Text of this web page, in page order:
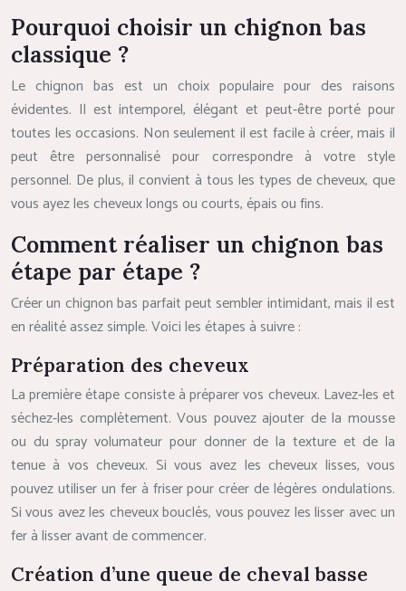
Pourquoi choisir un chignon bas
classique ?
Le chignon bas est un choix populaire pour des raisons
évidentes. Il est intemporel, élégant et peut-être porté pour
toutes les occasions. Non seulement il est facile à créer, mais il
peut être personnalisé pour correspondre à votre style
personnel. De plus, il convient à tous les types de cheveux, que
vous ayez les cheveux longs ou courts, épais ou fins.
Comment réaliser un chignon bas
étape par étape ?
Créer un chignon bas parfait peut sembler intimidant, mais il est
en réalité assez simple. Voici les étapes à suivre :
Préparation des cheveux
La première étape consiste à préparer vos cheveux. Lavez-les et
séchez-les complètement. Vous pouvez ajouter de la mousse
ou du spray volumateur pour donner de la texture et de la
tenue à vos cheveux. Si vous avez les cheveux lisses, vous
pouvez utiliser un fer à friser pour créer de légères ondulations.
Si vous avez les cheveux bouclés, vous pouvez les lisser avec un
fer à lisser avant de commencer.
Création d’une queue de cheval basse